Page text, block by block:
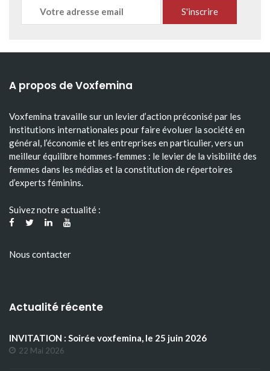
A propos de Voxfemina
Voxfemina travaille sur un levier d’action préconisé par les
institutions internationales pour faire évoluer la société en
général, l’économie et les entreprises en particulier, vers un
meilleur équilibre hommes-femmes : le levier de la visibilité des
femmes dans les médias et la constitution de répertoires
d’experts féminins.
Suivez notre actualité :
Nous contacter
Actualité récente
INVITATION : Soirée voxfemina, le 25 juin 2026
22 Mai 2026